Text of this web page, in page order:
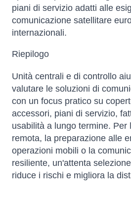
piani di servizio adatti alle
comunicazione satellitare
internazionali.
Riepilogo
Unità centrali e di controllo
valutare le soluzioni di
con un focus pratico su
accessori, piani di servizio,
usabilità a lungo termine. Per
remota, la preparazione alle
operazioni mobili o la
resiliente, un'attenta
riduce i rischi e migliora la